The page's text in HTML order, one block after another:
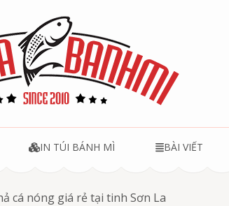
IN TÚI BÁNH MÌ BÀI VIẾT
cá nóng giá rẻ tại tinh Sơn La